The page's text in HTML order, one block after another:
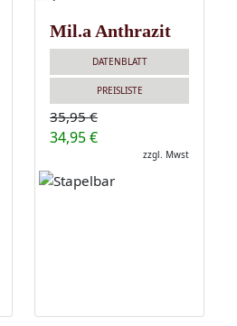
Mil.a Anthrazit
DATENBLATT
PREISLISTE
35,95 €
34,95 €
zzgl. Mwst